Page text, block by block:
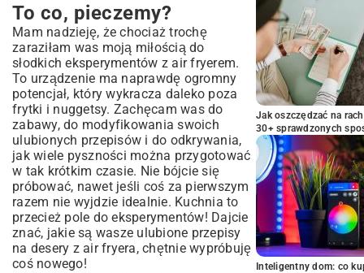
To co, pieczemy?
Mam nadzieję, że chociaż trochę
zaraziłam was moją miłością do
słodkich eksperymentów z air fryerem.
To urządzenie ma naprawdę ogromny
potencjał, który wykracza daleko poza
frytki i nuggetsy. Zachęcam was do
zabawy, do modyfikowania swoich
ulubionych przepisów i do odkrywania,
jak wiele pyszności można przygotować
w tak krótkim czasie. Nie bójcie się
próbować, nawet jeśli coś za pierwszym
razem nie wyjdzie idealnie. Kuchnia to
przecież pole do eksperymentów! Dajcie
znać, jakie są wasze ulubione przepisy
na desery z air fryera, chętnie wypróbuję
coś nowego!
Jak oszczędzać na
30+ sprawdzonych
Inteligentny dom: co